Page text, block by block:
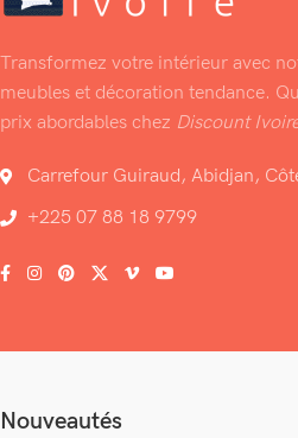
Transformez votre intérieur avec
meubles et décoration tendance.
prix abordables chez Discount
Carrefour Guiraud, Abidjan,
+225 07 88 18 9799
Nouveautés